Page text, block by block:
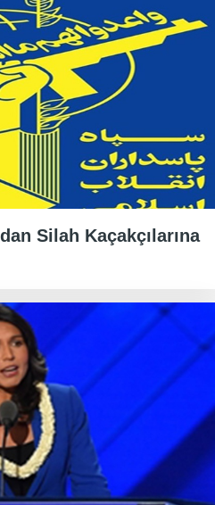
Silah Kaçakçılarına